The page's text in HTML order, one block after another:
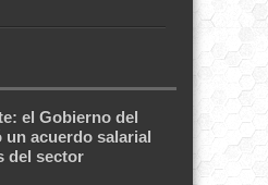
el Gobierno del
un acuerdo salarial
del sector